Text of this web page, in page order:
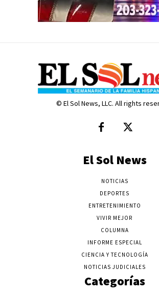
© El Sol News, LLC. All rights
El Sol News
NOTICIAS
DEPORTES
ENTRETENIMIENTO
VIVIR MEJOR
COLUMNA
INFORME ESPECIAL
CIENCIA Y TECNOLOGÍA
NOTICIAS JUDICIALES
Categorías